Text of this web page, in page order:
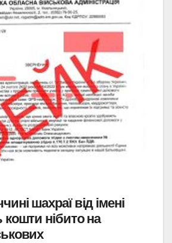
шахраї від імені
нібито на